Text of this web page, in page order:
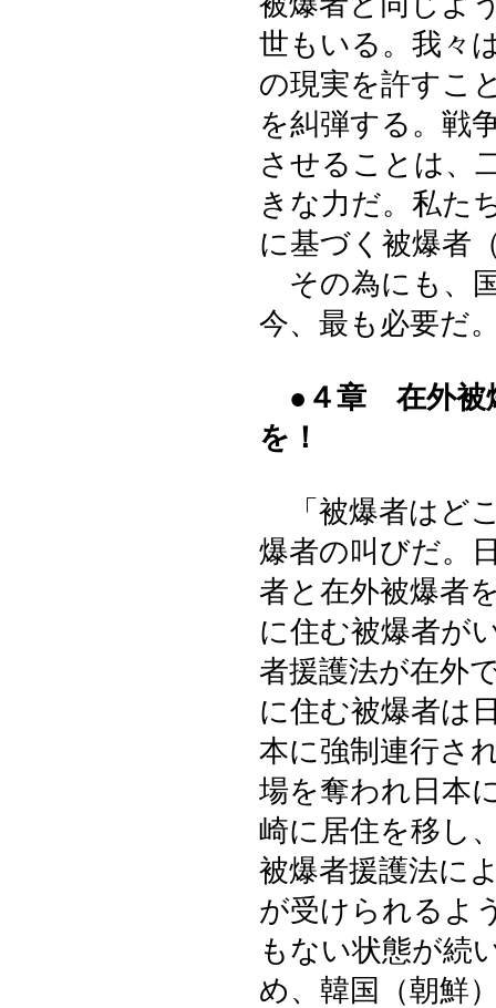
世もいる。我々
の現実を許すこ
を糾弾する。戦
させることは、
きな力だ。私た
に基づく被爆者
その為にも、
今、最も必要だ
●４章 在外被
を！
「被爆者はど
爆者の叫びだ。
者と在外被爆者
に住む被爆者が
者援護法が在外
に住む被爆者は
本に強制連行さ
場を奪われ日本
崎に居住を移し
被爆者援護法に
が受けられるよ
もない状態が続
め、韓国（朝鮮